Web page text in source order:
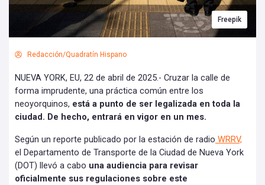
Freepik
Redacción/Quadratín Hispano
NUEVA YORK, EU, 22 de abril de 2025.- Cruzar la calle de
forma imprudente, una práctica común entre los
neoyorquinos, está a punto de ser legalizada en toda la
ciudad. De hecho, entrará en vigor en un mes.
Según un reporte publicado por la estación de radio WRRV,
el Departamento de Transporte de la Ciudad de Nueva York
(DOT) llevó a cabo una audiencia para revisar
oficialmente sus regulaciones sobre este